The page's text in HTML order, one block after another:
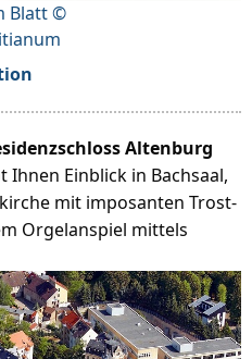
Blatt ©
Altenburg
Einblick in Bachsaal,
mit imposanten Trost-
Orgelanspiel mittels